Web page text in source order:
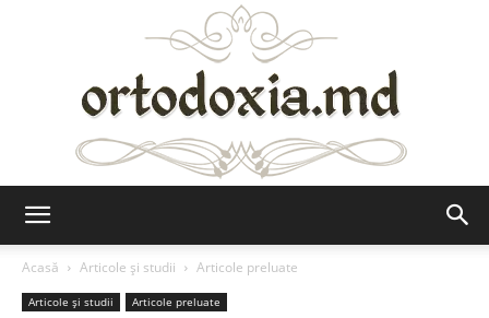
Acasă
Articole şi studii Articole preluate
Articole şi studii Articole preluate